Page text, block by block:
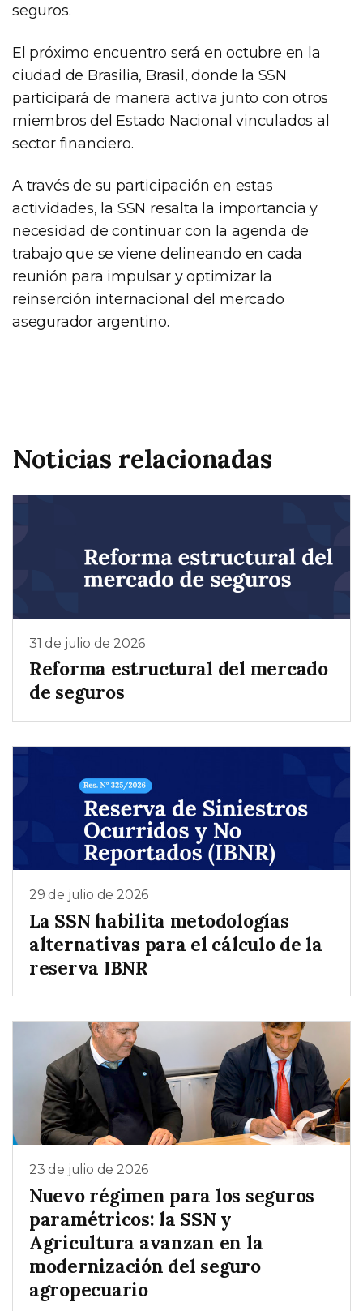
seguros.
El próximo encuentro será en octubre en la
ciudad de Brasilia, Brasil, donde la SSN
participará de manera activa junto con otros
miembros del Estado Nacional vinculados al
sector financiero.
A través de su participación en estas
actividades, la SSN resalta la importancia y
necesidad de continuar con la agenda de
trabajo que se viene delineando en cada
reunión para impulsar y optimizar la
reinserción internacional del mercado
asegurador argentino.
Noticias relacionadas
31 de julio de 2026
Reforma estructural del mercado
de seguros
29 de julio de 2026
La SSN habilita metodologías
alternativas para el cálculo de la
reserva IBNR
23 de julio de 2026
Nuevo régimen para los seguros
paramétricos: la SSN y
Agricultura avanzan en la
modernización del seguro
agropecuario